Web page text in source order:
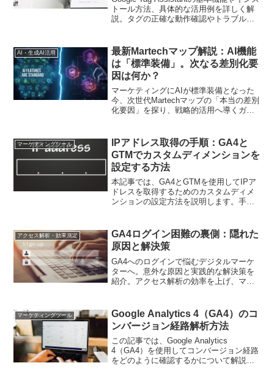
トール方法、具体的な活用例を詳しく解
説。タグの正確な動作確認やトラブルシ
しょう
AI・生成AI活用
最新Martechマップ解説：AI機能
は「標準装備」。次なる差別化要
因は何か？
マーケティングにAIが標準装備となった
今、次世代Martechマップの「本当の差別
化要因」を探り、戦略的活用へ導くガイ
マーケティングツール
IPアドレス取得の手順：GA4と
GTMでカスタムディメンションを
設定する方法
本記事では、GA4とGTMを使用してIPア
ドレスを取得するためのカスタムディメ
ンションの設定方法を説明します。手順
アクセス解析・効果測定
GA4ログイン困難の裏側：隠れた
原因と解決策
GA4へのログインで悩むデジタルマーケ
ターへ。意外な原因と実践的な解決策を
紹介。アクセス解析の効率を上げ、マー
マーケティングツール
Google Analytics 4（GA4）のコ
ンバージョン経路解析方法
この記事では、Google Analytics
4（GA4）を使用してコンバージョン経路
をどのように確認するかについて解説し